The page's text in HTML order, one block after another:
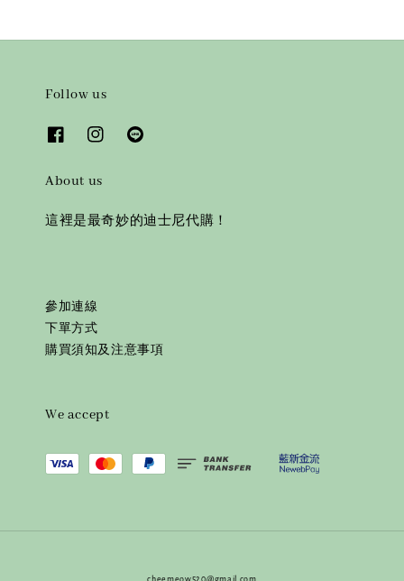
Follow us
About us
這裡是最奇妙的迪士尼代購！
參加連線
下單方式
購買須知及注意事項
We accept